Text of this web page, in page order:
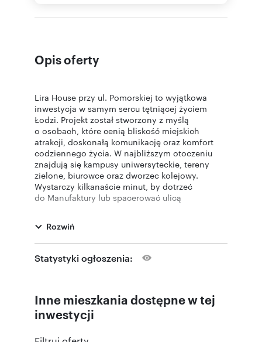
Opis oferty
Lira House przy ul. Pomorskiej to wyjątkowa
inwestycja w samym sercu tętniącej życiem
Łodzi. Projekt został stworzony z myślą
o osobach, które cenią bliskość miejskich
atrakcji, doskonałą komunikację oraz komfort
codziennego życia. W najbliższym otoczeniu
znajdują się kampusy uniwersyteckie, tereny
zielone, biurowce oraz dworzec kolejowy.
Wystarczy kilkanaście minut, by dotrzeć
do Manufaktury lub spacerować ulicą
W ramach inwestycji powstanie nowoczesny
apartamentowiec o wysokim standardzie,
z wewnętrznym dziedzińcem, strefami
strefą fitness przeznaczoną dla mieszkańców.
Budynek będzie liczył od 4 do 8 pięter, a w jego
strukturze zaplanowano 371 komfortowych
Rozwiń
Statystyki ogłoszenia:
Inne mieszkania dostępne w tej
inwestycji